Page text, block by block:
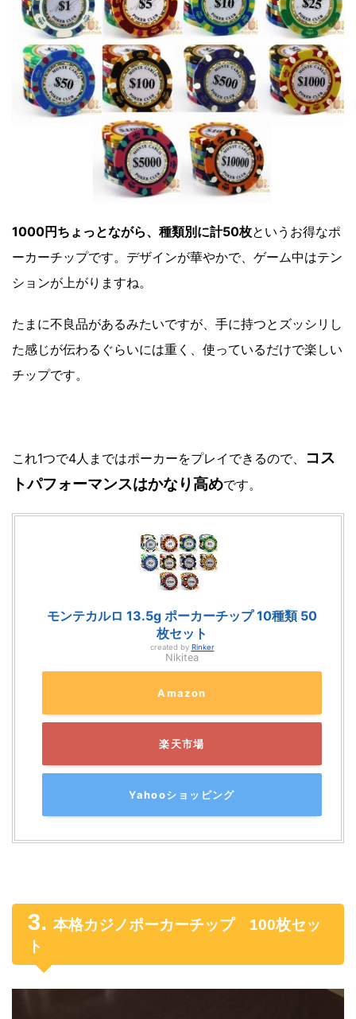
1000円ちょっとながら、種類別に計50枚というお得なポ
ーカーチップです。デザインが華やかで、ゲーム中はテン
ションが上がりますね。
たまに不良品があるみたいですが、手に持つとズッシリし
た感じが伝わるぐらいには重く、使っているだけで楽しい
チップです。
これ1つで4人まではポーカーをプレイできるので、 コス
トパフォーマンスはかなり高めです。
モンテカルロ 13.5g ポーカーチップ 10種類 50
枚セット
created by Rinker
Nikitea
Amazon
楽天市場
Yahooショッピング
本格カジノポーカーチップ 100枚セッ
ト